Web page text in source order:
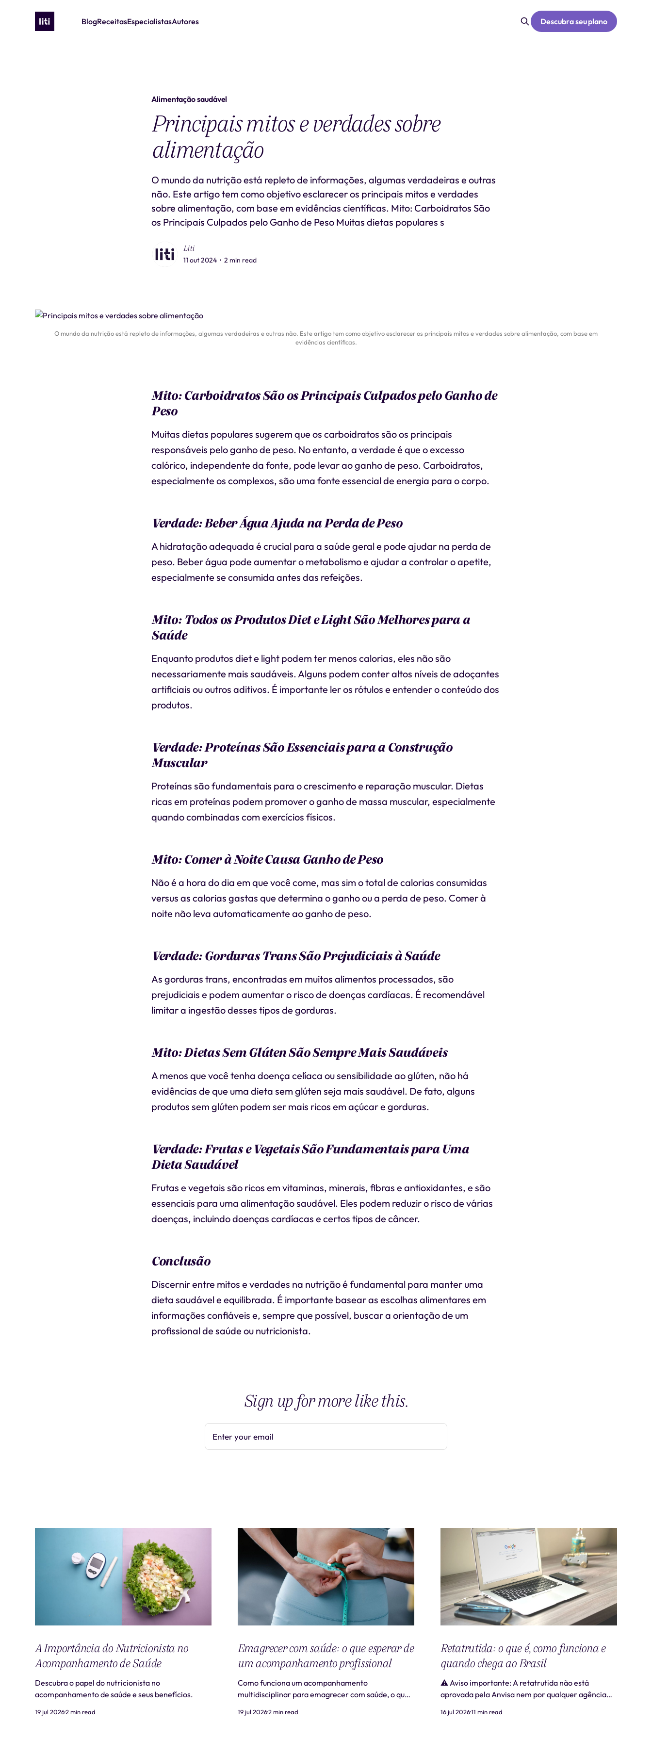
BlogReceitasEspecialistasAutores Descubra seu plano
Alimentação saudável
Principais mitos e verdades sobre
alimentação
O mundo da nutrição está repleto de informações, algumas verdadeiras e outras
não. Este artigo tem como objetivo esclarecer os principais mitos e verdades
sobre alimentação, com base em evidências científicas. Mito: Carboidratos São
os Principais Culpados pelo Ganho de Peso Muitas dietas populares s
Liti
11 out 2024 • 2 min read
O mundo da nutrição está repleto de informações, algumas verdadeiras e outras não. Este artigo tem como objetivo esclarecer os principais mitos e verdades sobre alimentação, com base em
evidências científicas.
Mito: Carboidratos São os Principais Culpados pelo Ganho de
Peso
Muitas dietas populares sugerem que os carboidratos são os principais
responsáveis pelo ganho de peso. No entanto, a verdade é que o excesso
calórico, independente da fonte, pode levar ao ganho de peso. Carboidratos,
especialmente os complexos, são uma fonte essencial de energia para o corpo.
Verdade: Beber Água Ajuda na Perda de Peso
A hidratação adequada é crucial para a saúde geral e pode ajudar na perda de
peso. Beber água pode aumentar o metabolismo e ajudar a controlar o apetite,
especialmente se consumida antes das refeições.
Mito: Todos os Produtos Diet e Light São Melhores para a
Saúde
Enquanto produtos diet e light podem ter menos calorias, eles não são
necessariamente mais saudáveis. Alguns podem conter altos níveis de adoçantes
artificiais ou outros aditivos. É importante ler os rótulos e entender o conteúdo dos
produtos.
Verdade: Proteínas São Essenciais para a Construção
Muscular
Proteínas são fundamentais para o crescimento e reparação muscular. Dietas
ricas em proteínas podem promover o ganho de massa muscular, especialmente
quando combinadas com exercícios físicos.
Mito: Comer à Noite Causa Ganho de Peso
Não é a hora do dia em que você come, mas sim o total de calorias consumidas
versus as calorias gastas que determina o ganho ou a perda de peso. Comer à
noite não leva automaticamente ao ganho de peso.
Verdade: Gorduras Trans São Prejudiciais à Saúde
As gorduras trans, encontradas em muitos alimentos processados, são
prejudiciais e podem aumentar o risco de doenças cardíacas. É recomendável
limitar a ingestão desses tipos de gorduras.
Mito: Dietas Sem Glúten São Sempre Mais Saudáveis
A menos que você tenha doença celíaca ou sensibilidade ao glúten, não há
evidências de que uma dieta sem glúten seja mais saudável. De fato, alguns
produtos sem glúten podem ser mais ricos em açúcar e gorduras.
Verdade: Frutas e Vegetais São Fundamentais para Uma
Dieta Saudável
Frutas e vegetais são ricos em vitaminas, minerais, fibras e antioxidantes, e são
essenciais para uma alimentação saudável. Eles podem reduzir o risco de várias
doenças, incluindo doenças cardíacas e certos tipos de câncer.
Conclusão
Discernir entre mitos e verdades na nutrição é fundamental para manter uma
dieta saudável e equilibrada. É importante basear as escolhas alimentares em
informações confiáveis e, sempre que possível, buscar a orientação de um
profissional de saúde ou nutricionista.
Sign up for more like this.
Enter your email
A Importância do Nutricionista no
Acompanhamento de Saúde
Descubra o papel do nutricionista no
acompanhamento de saúde e seus benefícios.
19 jul 20262 min read
Emagrecer com saúde: o que esperar de
um acompanhamento profissional
Como funciona um acompanhamento
multidisciplinar para emagrecer com saúde, o que
profissional.
19 jul 20262 min read
Retatrutida: o que é, como funciona e
quando chega ao Brasil
⚠️ Aviso importante: A retatrutida não está
aprovada pela Anvisa nem por qualquer agência
como "retatrutida" fora de estudos clínicos
16 jul 202611 min read